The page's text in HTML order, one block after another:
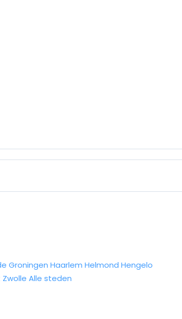
Groningen Haarlem Helmond Hengelo
Zwolle Alle steden